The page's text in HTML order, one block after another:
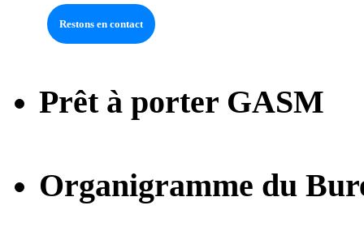
Prêt à porter GASM
Organigramme du